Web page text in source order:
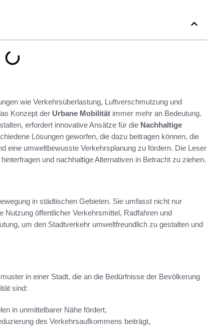
wie Verkehrsüberlastung, Luftverschmutzung und
Konzept der Urbane Mobilität immer mehr an Bedeutung.
erfordert innovative Ansätze für die Nachhaltige
Lösungen geworfen, die dazu beitragen können, die
eine umweltbewusste Verkehrsplanung zu fördern. Die Leser
und nachhaltige Alternativen in Betracht zu ziehen.
in städtischen Gebieten. Sie umfasst nicht nur
Nutzung öffentlicher Verkehrsmittel, Radfahren und
um den Stadtverkehr umweltfreundlich zu gestalten und
in einer Stadt, die an die Bedürfnisse der Bevölkerung
sind:
in unmittelbarer Nähe fördert,
des Verkehrsaufkommens beiträgt,